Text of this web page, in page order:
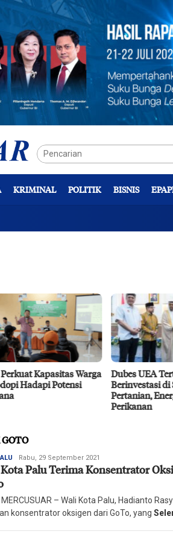
KRIMINAL POLITIK BISNIS
Kapasitas Warga
Hadapi Potensi
Dubes UEA
Berinvestasi di
Pertanian,
Perikanan
Redaksi
Harian
Mercusuar
Rabu, 29 September 2021
Palu Terima Konsentrator
MERCUSUAR – Wali Kota Palu, Hadianto
konsentrator oksigen dari GoTo, yang